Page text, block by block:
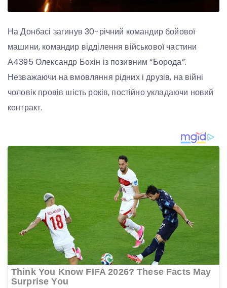
На Донбасі загинув 30-річний командир бойової
машини, командир відділення військової частини
А4395 Олександр Бохін із позивним “Борода”.
Незважаючи на вмовляння рідних і друзів, на війні
чоловік провів шість років, постійно укладаючи новий
контракт.